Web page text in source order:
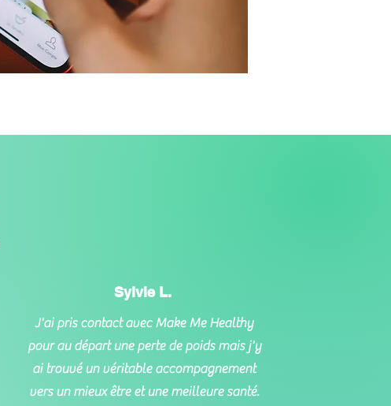
Sylvie L.
J'ai pris contact avec Make Me Healthy
pour au départ une perte de poids mais j'y
ai trouvé un véritable accompagnement
vers un mieux être et une meilleure santé.